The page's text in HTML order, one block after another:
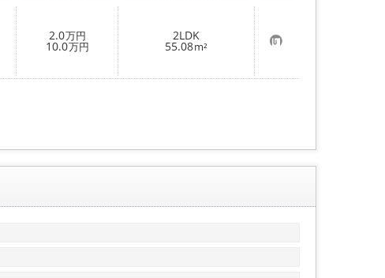
2.0万円
10.0万円
2LDK
55.08m² お
気
に
入